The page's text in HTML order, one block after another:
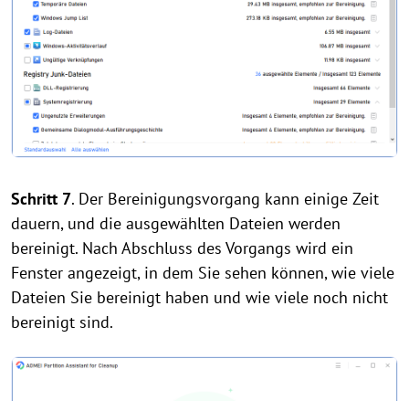
Schritt 7. Der Bereinigungsvorgang kann einige Zeit
dauern, und die ausgewählten Dateien werden
bereinigt. Nach Abschluss des Vorgangs wird ein
Fenster angezeigt, in dem Sie sehen können, wie viele
Dateien Sie bereinigt haben und wie viele noch nicht
bereinigt sind.